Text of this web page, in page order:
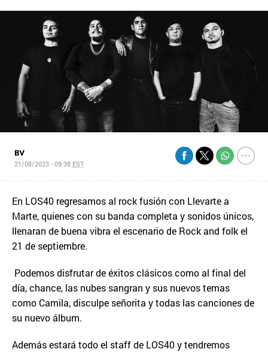
BV
21/08/2023 - 09:38 EST
En LOS40 regresamos al rock fusión con Llevarte a
Marte, quienes con su banda completa y sonidos únicos,
llenaran de buena vibra el escenario de Rock and folk el
21 de septiembre.
Podemos disfrutar de éxitos clásicos como al final del
día, chance, las nubes sangran y sus nuevos temas
como Camila, disculpe señorita y todas las canciones de
su nuevo álbum.
Además estará todo el staff de LOS40 y tendremos